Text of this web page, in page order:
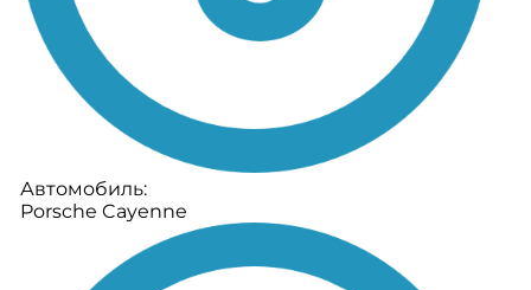
Автомобиль:
Porsche Cayenne